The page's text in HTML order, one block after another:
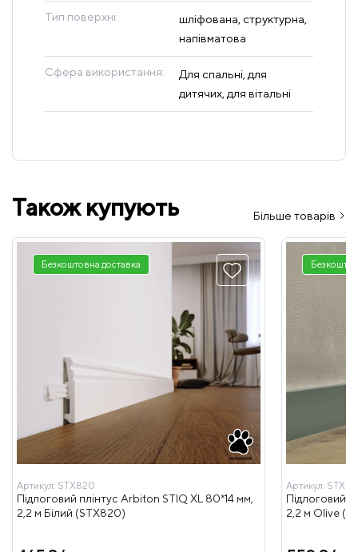
Тип поверхні:
шліфована, структурна,
напівматова
Сфера використання:
Для спальні, для
дитячих, для вітальні
Також купують Більше товарів
Безкоштовна доставка
Артикул: STX820
Підлоговий плінтус Arbiton STIQ XL 80*14 мм,
2,2 м Білий (STX820)
Артикул:
Підлоговий
2,2 м Olive